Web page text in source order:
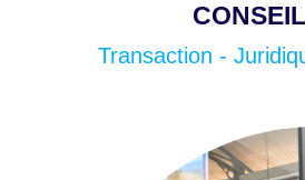
CONSEIL
Transaction -